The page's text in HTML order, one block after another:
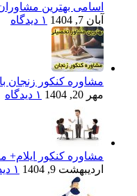
اسامی بهترین مشاوران
آبان 7, 1404
۱ دیدگاه
مشاوره کنکور زنجان
مهر 20, 1404
۱ دیدگاه
مشاوره کنکور ایلام+ معرفی 5
اردیبهشت 9, 1404
۱ دیدگاه